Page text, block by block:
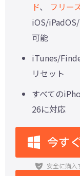
ド、 フリー
iOS/
可能
iTunes/
リセット
すべての
26に対応